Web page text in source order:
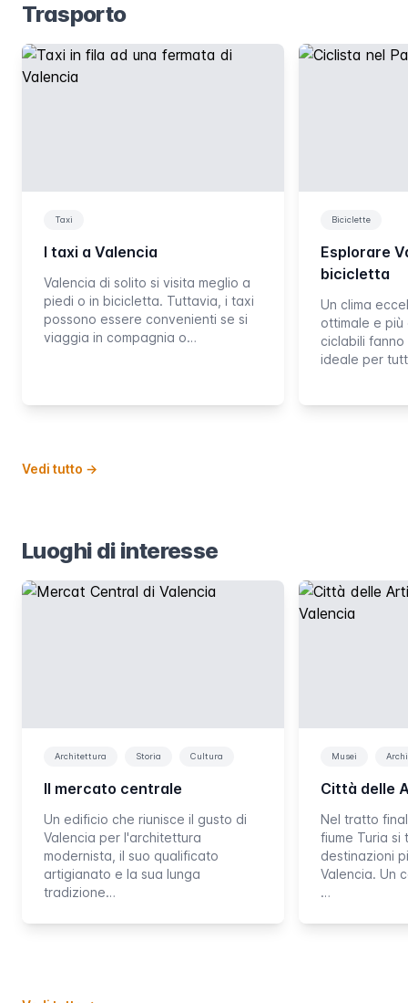
Trasporto
Taxi
I taxi a Valencia
Valencia di solito si visita meglio a
piedi o in bicicletta. Tuttavia, i taxi
possono essere convenienti se si
viaggia in compagnia o…
Biciclette
Esplorare
bicicletta
Un clima
ottimale e più
ciclabili
ideale per
Vedi tutto →
Luoghi di interesse
Architettura Storia Cultura
Il mercato centrale
Un edificio che riunisce il gusto di
Valencia per l'architettura
modernista, il suo qualificato
artigianato e la sua lunga
tradizione…
Musei
Città delle
Nel tratto
fiume Turia si
destinazioni
Valencia. Un
…